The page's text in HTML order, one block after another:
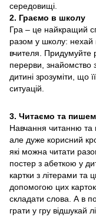
середовищі.
2. Граємо в школу
Гра – це найкращий
разом у школу: нехай
вчителя. Придумуйте
перерви, знайомство
дитині зрозуміти, що
ситуацій.
3. Читаємо та
Навчання читанню та
але дуже корисний
які можна читати
постер з абеткою у
картки з літерами та
допомогою цих
складати слова. А в
грати у гру відшукай